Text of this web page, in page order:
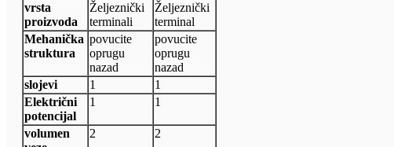
vrsta
proizvoda
Željeznički
terminali
Željeznički
terminal
Mehanička
struktura
povucite
oprugu
nazad
povucite
oprugu
nazad
slojevi
1
1
Električni
potencijal
1 1
volumen
2 2